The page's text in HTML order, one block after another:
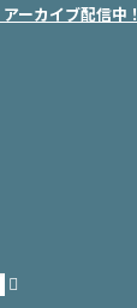
ーカイブ配信中！